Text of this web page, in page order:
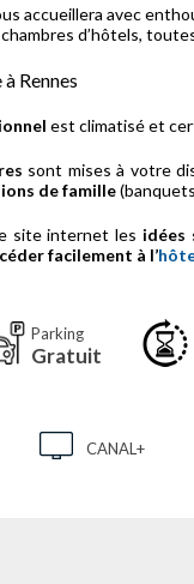
accueillera avec
d’hôtels,
Rennes
est climatisé et
sont mises à votre
de famille
site internet les idées
facilement à l’
Parking
Gratuit
CANAL+